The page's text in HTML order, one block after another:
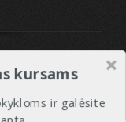
kursams
ir galėsite